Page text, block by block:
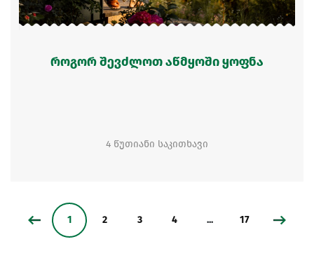
როგორ შევძლოთ აწმყოში ყოფნა
4 წუთიანი საკითხავი
1 2 3 4 ... 17